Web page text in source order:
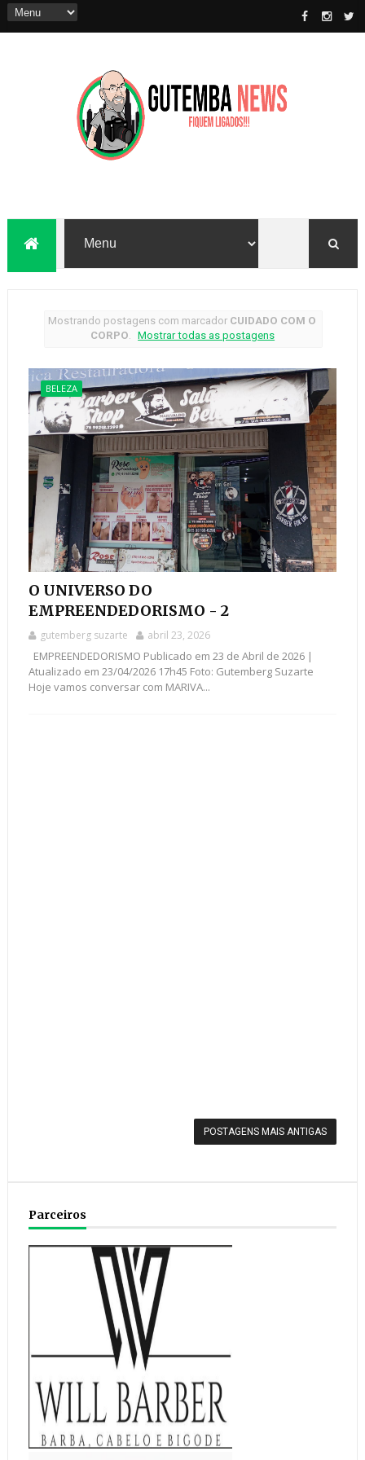
Mostrando postagens com marcador CUIDADO COM O
CORPO
Mostrar todas as postagens
BELEZA
O UNIVERSO DO
EMPREENDEDORISMO - 2
gutemberg suzarte abril 23, 2026
EMPREENDEDORISMO Publicado em 23 de Abril de 2026 |
Atualizado em 23/04/2026 17h45 Foto: Gutemberg Suzarte
Hoje vamos conversar com MARIVA...
POSTAGENS MAIS ANTIGAS
Parceiros